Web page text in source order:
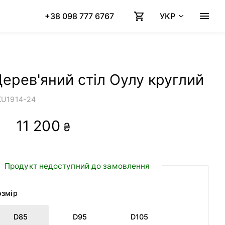
+38 098 777 6767 УКР
стіл Оулу круглий
1914-24
11 200 ₴
Продукт недоступний до замовлення
D85 D95 D105